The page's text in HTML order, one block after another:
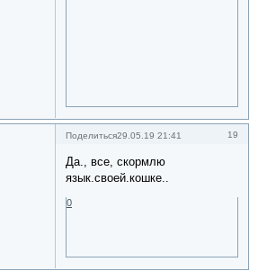
Поделиться 19
29.05.19 21:41
Да., все, скормлю
язык.своей.кошке..
0